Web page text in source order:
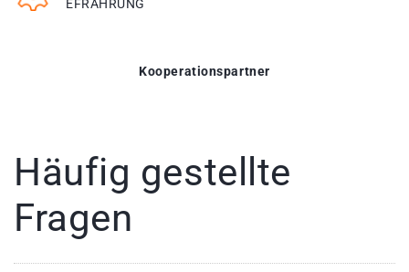
EFRAHRUNG
Kooperationspartner
Häufig gestellte
Fragen